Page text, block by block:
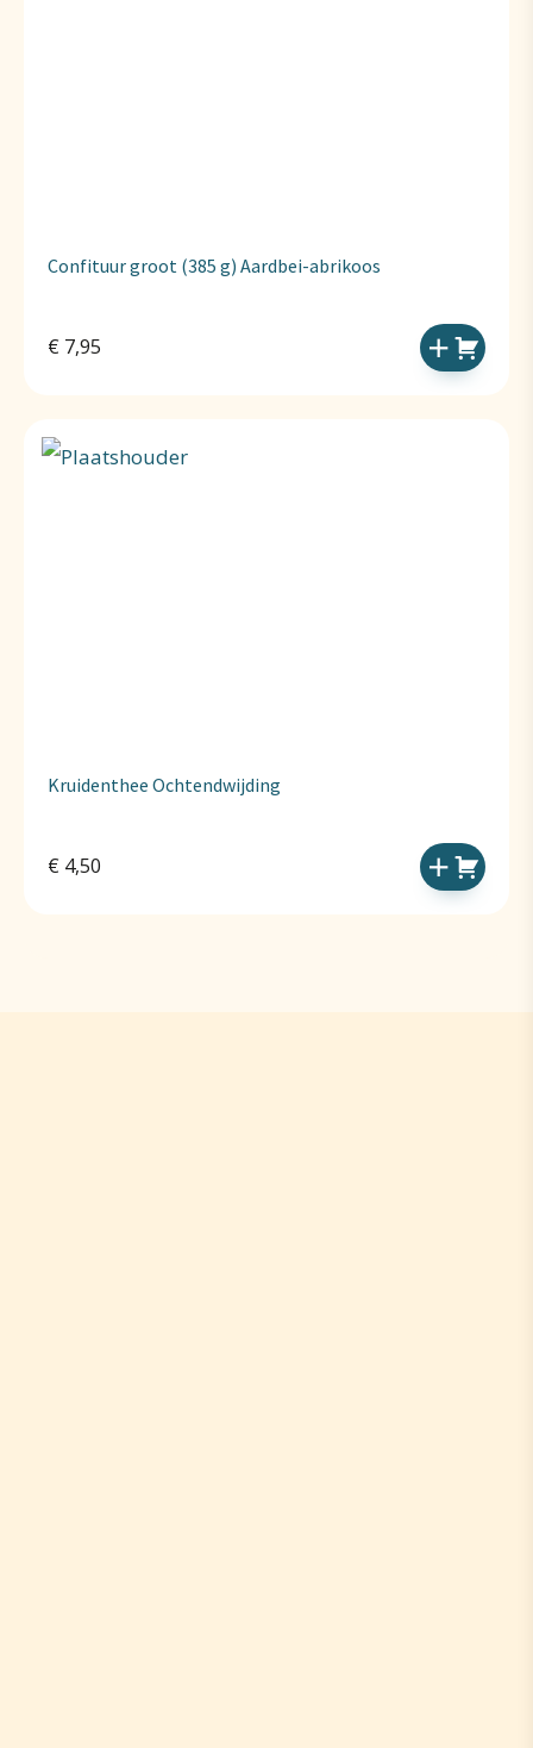
Confituur groot (385 g) Aardbei-abrikoos
€ 7,95
Kruidenthee Ochtendwijding
€ 4,50